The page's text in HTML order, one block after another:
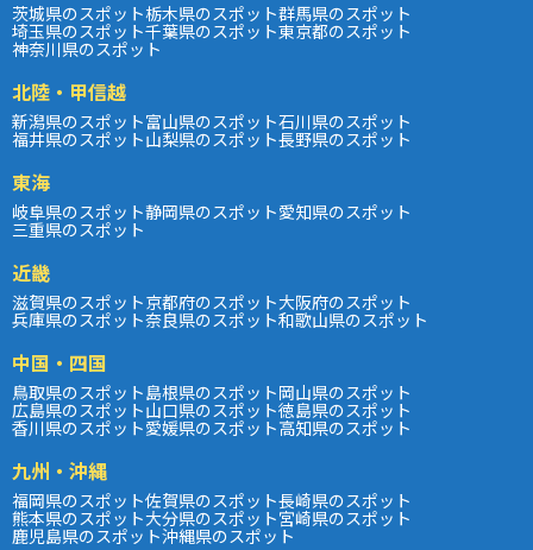
茨城県のスポット栃木県のスポット群馬県のスポット
埼玉県のスポット千葉県のスポット東京都のスポット
神奈川県のスポット
北陸・甲信越
新潟県のスポット富山県のスポット石川県のスポット
福井県のスポット山梨県のスポット長野県のスポット
東海
岐阜県のスポット静岡県のスポット愛知県のスポット
三重県のスポット
近畿
滋賀県のスポット京都府のスポット大阪府のスポット
兵庫県のスポット奈良県のスポット和歌山県のスポット
中国・四国
鳥取県のスポット島根県のスポット岡山県のスポット
広島県のスポット山口県のスポット徳島県のスポット
香川県のスポット愛媛県のスポット高知県のスポット
九州・沖縄
福岡県のスポット佐賀県のスポット長崎県のスポット
熊本県のスポット大分県のスポット宮崎県のスポット
鹿児島県のスポット沖縄県のスポット